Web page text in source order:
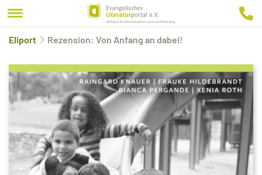
Eliport Rezension: Von Anfang an dabei!